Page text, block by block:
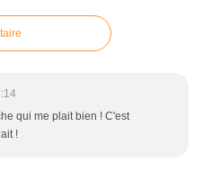
qui me plait bien ! C'est
!